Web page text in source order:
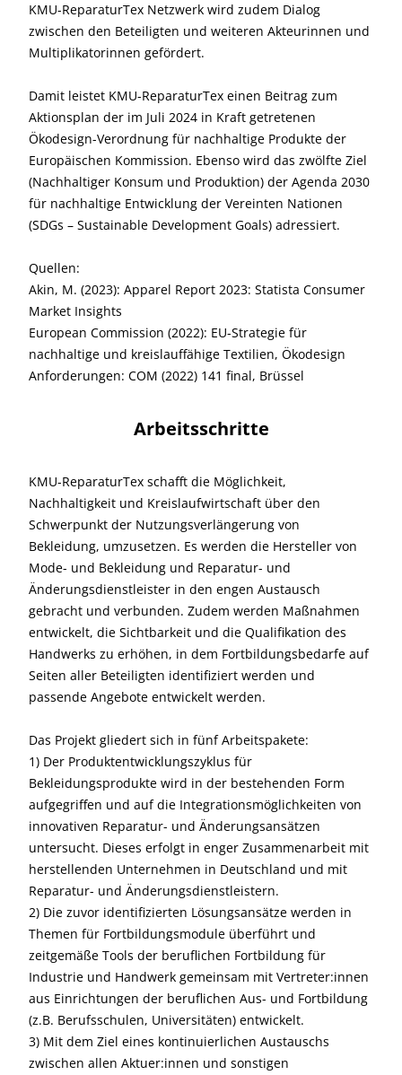
KMU-ReparaturTex Netzwerk wird zudem Dialog
zwischen den Beteiligten und weiteren Akteurinnen und
Multiplikatorinnen gefördert.
Damit leistet KMU-ReparaturTex einen Beitrag zum
Aktionsplan der im Juli 2024 in Kraft getretenen
Ökodesign-Verordnung für nachhaltige Produkte der
Europäischen Kommission. Ebenso wird das zwölfte Ziel
(Nachhaltiger Konsum und Produktion) der Agenda 2030
für nachhaltige Entwicklung der Vereinten Nationen
(SDGs – Sustainable Development Goals) adressiert.
Quellen:
Akin, M. (2023): Apparel Report 2023: Statista Consumer
Market Insights
European Commission (2022): EU-Strategie für
nachhaltige und kreislauffähige Textilien, Ökodesign
Anforderungen: COM (2022) 141 final, Brüssel
Arbeitsschritte
KMU-ReparaturTex schafft die Möglichkeit,
Nachhaltigkeit und Kreislaufwirtschaft über den
Schwerpunkt der Nutzungsverlängerung von
Bekleidung, umzusetzen. Es werden die Hersteller von
Mode- und Bekleidung und Reparatur- und
Änderungsdienstleister in den engen Austausch
gebracht und verbunden. Zudem werden Maßnahmen
entwickelt, die Sichtbarkeit und die Qualifikation des
Handwerks zu erhöhen, in dem Fortbildungsbedarfe auf
Seiten aller Beteiligten identifiziert werden und
passende Angebote entwickelt werden.
Das Projekt gliedert sich in fünf Arbeitspakete:
1) Der Produktentwicklungszyklus für
Bekleidungsprodukte wird in der bestehenden Form
aufgegriffen und auf die Integrationsmöglichkeiten von
innovativen Reparatur- und Änderungsansätzen
untersucht. Dieses erfolgt in enger Zusammenarbeit mit
herstellenden Unternehmen in Deutschland und mit
Reparatur- und Änderungsdienstleistern.
2) Die zuvor identifizierten Lösungsansätze werden in
Themen für Fortbildungsmodule überführt und
zeitgemäße Tools der beruflichen Fortbildung für
Industrie und Handwerk gemeinsam mit Vertreter:innen
aus Einrichtungen der beruflichen Aus- und Fortbildung
(z.B. Berufsschulen, Universitäten) entwickelt.
3) Mit dem Ziel eines kontinuierlichen Austauschs
zwischen allen Aktuer:innen und sonstigen